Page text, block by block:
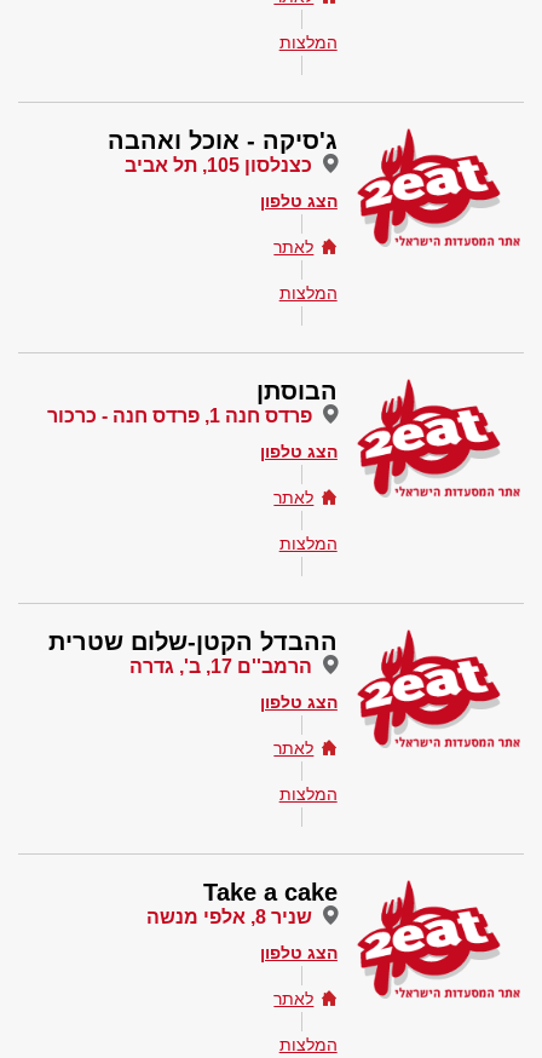
המלצות
ג'סיקה - אוכל ואהבה
כצנלסון 105, תל אביב
הצג טלפון
לאתר
המלצות
הבוסתן
פרדס חנה 1, פרדס חנה - כרכור
הצג טלפון
לאתר
המלצות
ההבדל הקטן-שלום שטרית
הרמב''ם 17, ב', גדרה
הצג טלפון
לאתר
המלצות
Take a cake
שניר 8, אלפי מנשה
הצג טלפון
לאתר
המלצות